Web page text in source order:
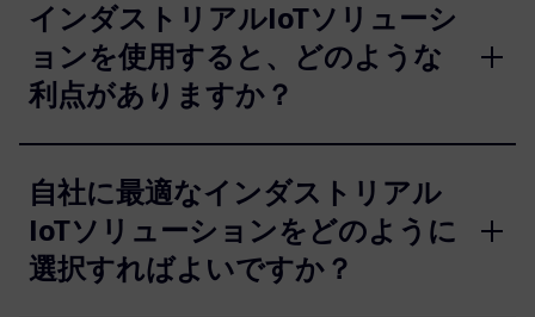
インダストリアルIoTソリューシ
ョンを使用すると、どのような
利点がありますか？
自社に最適なインダストリアル
IoTソリューションをどのように
選択すればよいですか？